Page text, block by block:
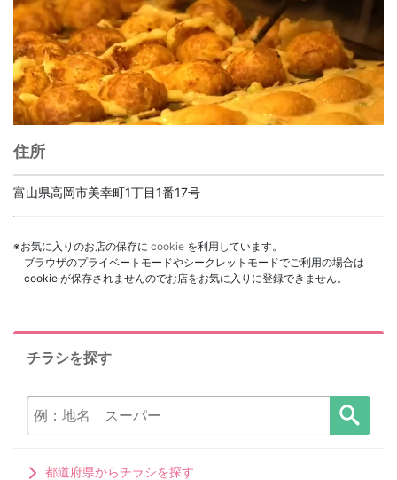
住所
富山県高岡市美幸町1丁目1番17号
※お気に入りのお店の保存に cookie を利用しています。
ブラウザのプライベートモードやシークレットモードでご利用の場合は
cookie が保存されませんのでお店をお気に入りに登録できません。
チラシを探す
都道府県からチラシを探す